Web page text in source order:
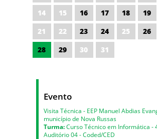
14
15 16 17 18 19
21
22 23 24 25 26
28
29 30 31
Evento
Visita Técnica - EEP Manuel Abdias
município de Nova Russas
Turma:Curso Técnico em Informática -
Auditório 04 - Coded/CED